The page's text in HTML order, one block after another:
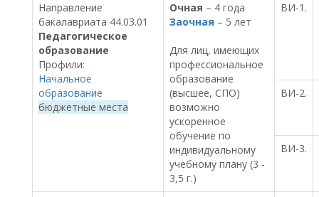
Направление
бакалавриата 44.03.01
Педагогическое
образование
Профили:
Начальное
образование
бюджетные места
Очная – 4 года
Заочная – 5 лет
Для лиц, имеющих
профессиональное
образование
(высшее, СПО)
возможно
ускоренное
обучение по
индивидуальному
учебному плану (3 -
3,5 г.)
ВИ-1.
ВИ-2.
ВИ-3.